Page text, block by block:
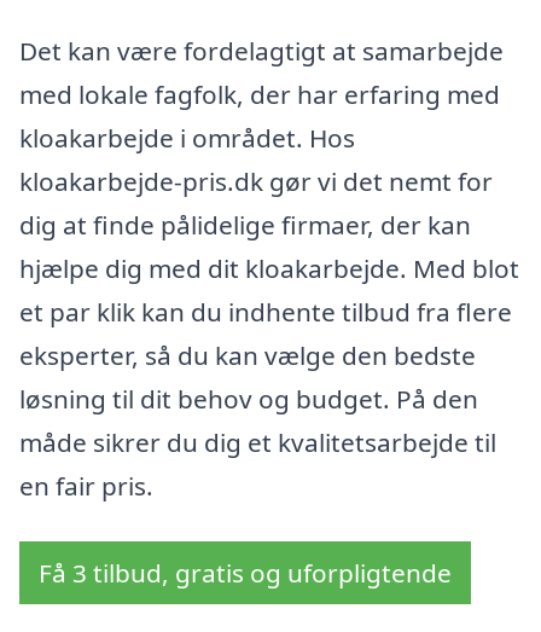
Det kan være fordelagtigt at samarbejde
med lokale fagfolk, der har erfaring med
kloakarbejde i området. Hos
kloakarbejde-pris.dk gør vi det nemt for
dig at finde pålidelige firmaer, der kan
hjælpe dig med dit kloakarbejde. Med blot
et par klik kan du indhente tilbud fra flere
eksperter, så du kan vælge den bedste
løsning til dit behov og budget. På den
måde sikrer du dig et kvalitetsarbejde til
en fair pris.
Få 3 tilbud, gratis og uforpligtende